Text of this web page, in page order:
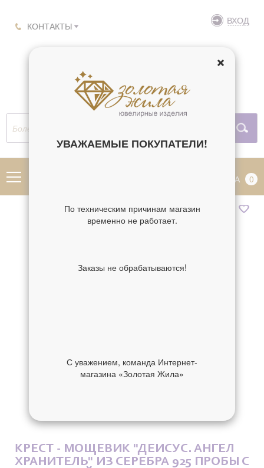
КОНТАКТЫ ВХОД
КОРЗИНА 0
КРЕСТ - МОЩЕВИК "ДЕИСУС. АНГЕЛ
ХРАНИТЕЛЬ" ИЗ СЕРЕБРА 925 ПРОБЫ С
УВАЖАЕМЫЕ ПОКУПАТЕЛИ!
По техническим причинам магазин
временно не работает.
Заказы не обрабатываются!
С уважением, команда Интернет-
магазина «Золотая Жила»